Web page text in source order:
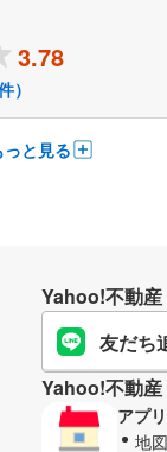
3.78
）
っと見る
Yahoo!不動産
友だち
Yahoo!不動産
アプ
地